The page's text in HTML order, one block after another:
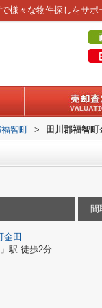
福智町 > 田川郡福智町
金田
」駅 徒歩2分
間